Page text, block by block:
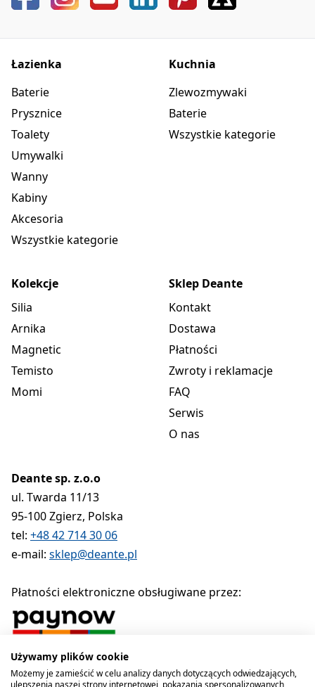
Łazienka
Baterie
Prysznice
Toalety
Umywalki
Wanny
Kabiny
Akcesoria
Wszystkie kategorie
Kuchnia
Zlewozmywaki
Baterie
Wszystkie kategorie
Kolekcje
Silia
Arnika
Magnetic
Temisto
Momi
Sklep Deante
Kontakt
Dostawa
Płatności
Zwroty i reklamacje
FAQ
Serwis
O nas
Deante sp. z.o.o
ul. Twarda 11/13
95-100 Zgierz, Polska
tel: +48 42 714 30 06
e-mail: sklep@deante.pl
Płatności elektroniczne obsługiwane przez:
Polityka prywatności Regulamin Polityka cookies
Używamy plików cookie
Możemy je zamieścić w celu analizy danych dotyczących odwiedzających,
ulepszenia naszej strony internetowej, pokazania spersonalizowanych